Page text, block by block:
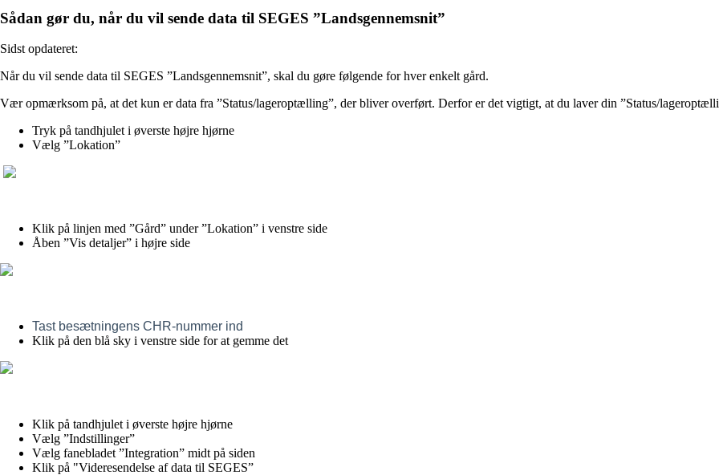
Sådan gør du, når du vil sende data til SEGES ”Landsgennemsnit”
Sidst opdateret:
Når du vil sende data til SEGES ”Landsgennemsnit”, skal du gøre følgende for hver enkelt gård.
Vær opmærksom på, at det kun er data fra ”Status/lageroptælling”, der bliver overført. Derfor er det vigtigt, at du laver din ”Status/
Tryk på tandhjulet i øverste højre hjørne
Vælg ”Lokation”
Klik på linjen med ”Gård” under ”Lokation” i venstre side
Åben ”Vis detaljer” i højre side
Tast besætningens CHR-nummer ind
Klik på den blå sky i venstre side for at gemme det
Klik på tandhjulet i øverste højre hjørne
Vælg ”Indstillinger”
Vælg fanebladet ”Integration” midt på siden
Klik på "Videresendelse af data til SEGES”